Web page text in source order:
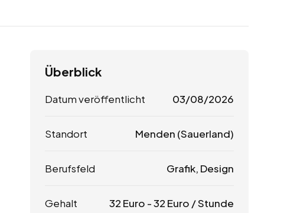
Überblick
Datum veröffentlicht 03/08/2026
Standort Menden (Sauerland)
Berufsfeld Grafik, Design
Gehalt 32 Euro -32 Euro / Stunde